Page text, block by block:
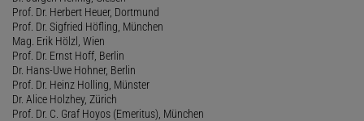
Prof. Dr. Herbert Heuer, Dortmund
Prof. Dr. Sigfried Höfling, München
Mag. Erik Hölzl, Wien
Prof. Dr. Ernst Hoff, Berlin
Dr. Hans-Uwe Hohner, Berlin
Prof. Dr. Heinz Holling, Münster
Dr. Alice Holzhey, Zürich
Prof. Dr. C. Graf Hoyos (Emeritus), München